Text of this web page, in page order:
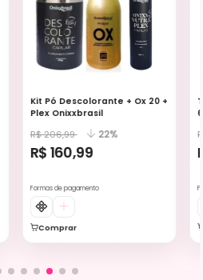
Kit Pó Descolorante + Ox 20 +
Plex Onixxbrasil
R$ 206,99 22%
R$ 160,99
Formas de pagamento
Comprar